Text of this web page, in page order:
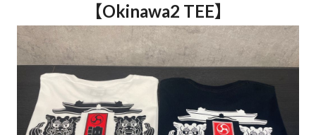
【Okinawa2 TEE】